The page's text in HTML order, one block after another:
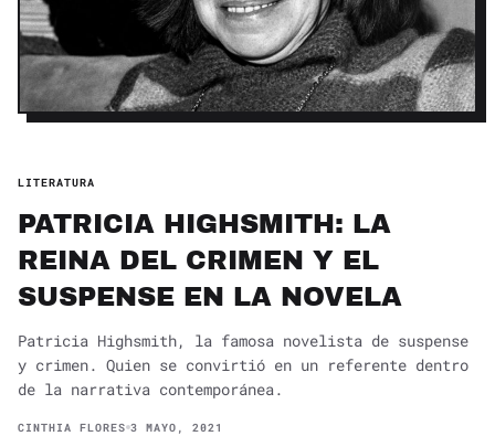
LITERATURA
PATRICIA HIGHSMITH: LA
REINA DEL CRIMEN Y EL
SUSPENSE EN LA NOVELA
Patricia Highsmith, la famosa novelista de suspense
y crimen. Quien se convirtió en un referente dentro
de la narrativa contemporánea.
CINTHIA FLORES 3 MAYO, 2021